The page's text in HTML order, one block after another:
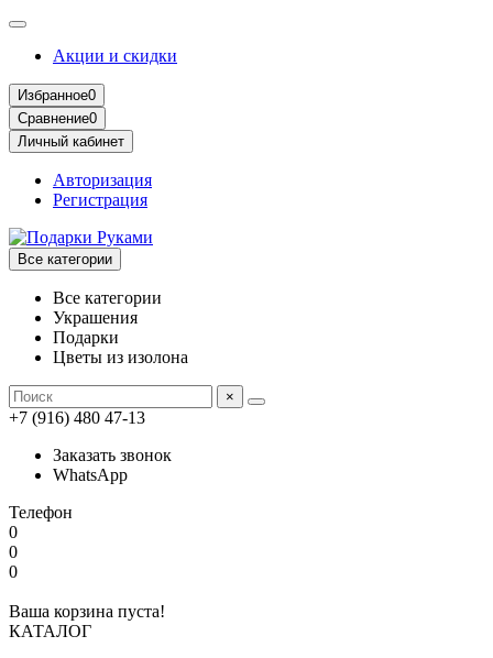
Акции и скидки
Избранное0
Сравнение0
Личный кабинет
Авторизация
Регистрация
Все категории
Все категории
Украшения
Подарки
Цветы из изолона
×
+7 (916) 480 47-13
Заказать звонок
WhatsApp
Телефон
0
0
0
Ваша корзина пуста!
КАТАЛОГ